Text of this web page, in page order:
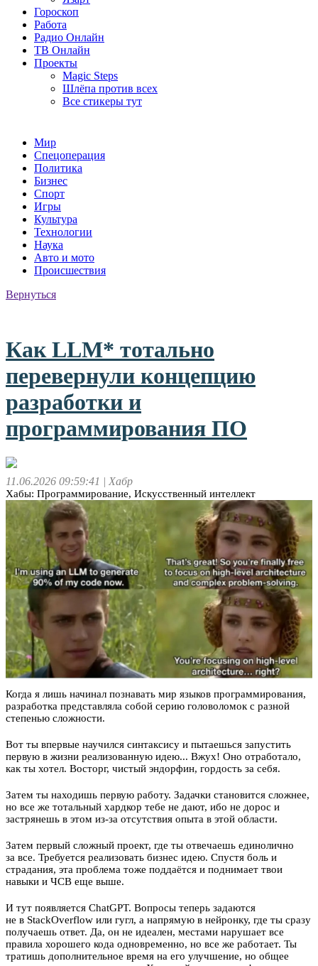
Гороскоп
Работа
Радио Онлайн
ТВ Онлайн
Проекты
Magic Steps
Шлёпа против всех
Все стикеры тут
Мир
Спецоперация
Политика
Бизнес
Спорт
Игры
Культура
Технологии
Наука
Авто и мото
Происшествия
Вернуться
Как LLM* тотально
перевернули концепцию
разработки и
программирования ПО
11.06.2026 09:59:41 | Хабр
Хабы: Программирование, Искусственный интеллект
Когда я лишь начинал познавать мир языков программирования,
разработка представляла собой серию головоломок с разной
степенью сложности.
Вот ты впервые научился синтаксису и пытаешься запустить
первую в жизни реализованную идею... Вжух! Оно отработало,
как ты хотел. Восторг, чистый эндорфин, гордость за себя.
Затем ты находишь первую работу. Задачки становится сложнее,
но все же тотальный хардкор тебе не дают, ибо не дорос и
застрянешь в этом из‑за отсутствия опыта в этой области.
Затем первый сложный проект, где ты отвечаешь единолично
за все. Требуется реализовать бизнес идею. Спустя боль и
страдания, эта проблема тоже поддаётся и поднимает твои
навыки и ЧСВ еще выше.
И тут появляется ChatGPT. Вопросы теперь задаются
не в StackOverflow или гугл, а напрямую в нейронку, где ты сразу
получаешь ответ. Да, он не идеален, местами нарушает все
правила хорошего кода одновременно, но все же работает. Ты
тратишь дополнительное время на его улучшение, но общее